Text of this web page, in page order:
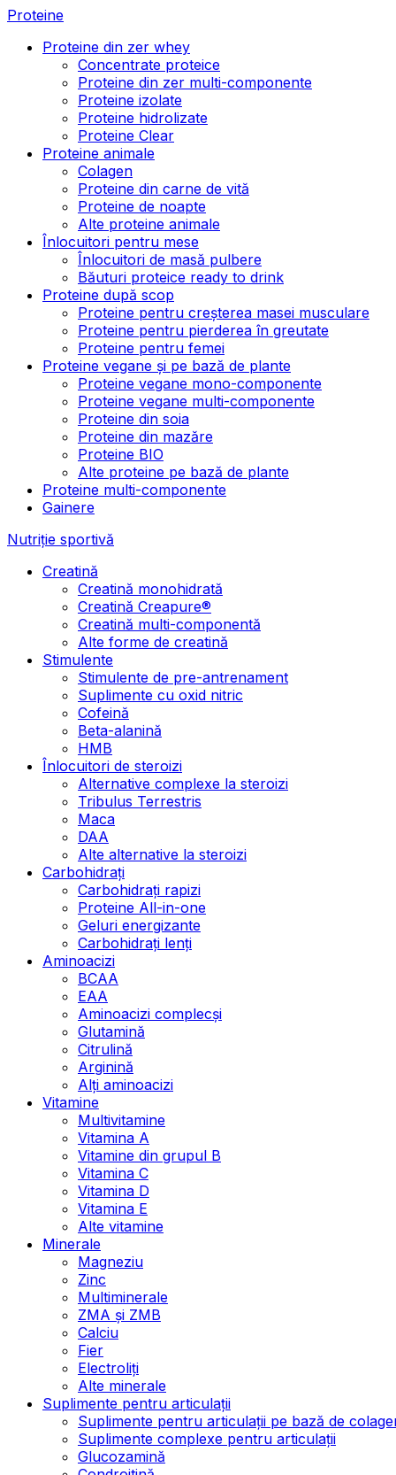
Proteine
Proteine din zer whey
Concentrate proteice
Proteine din zer multi-componente
Proteine izolate
Proteine hidrolizate
Proteine Clear
Proteine animale
Colagen
Proteine din carne de vită
Proteine de noapte
Alte proteine animale
Înlocuitori pentru mese
Înlocuitori de masă pulbere
Băuturi proteice ready to drink
Proteine după scop
Proteine pentru creșterea masei musculare
Proteine pentru pierderea în greutate
Proteine pentru femei
Proteine vegane și pe bază de plante
Proteine vegane mono-componente
Proteine vegane multi-componente
Proteine din soia
Proteine din mazăre
Proteine BIO
Alte proteine pe bază de plante
Proteine multi-componente
Gainere
Nutriție sportivă
Creatină
Creatină monohidrată
Creatină Creapure®
Creatină multi-componentă
Alte forme de creatină
Stimulente
Stimulente de pre-antrenament
Suplimente cu oxid nitric
Cofeină
Beta-alanină
HMB
Înlocuitori de steroizi
Alternative complexe la steroizi
Tribulus Terrestris
Maca
DAA
Alte alternative la steroizi
Carbohidrați
Carbohidrați rapizi
Proteine All-in-one
Geluri energizante
Carbohidrați lenți
Aminoacizi
BCAA
EAA
Aminoacizi complecși
Glutamină
Citrulină
Arginină
Alți aminoacizi
Vitamine
Multivitamine
Vitamina A
Vitamine din grupul B
Vitamina C
Vitamina D
Vitamina E
Alte vitamine
Minerale
Magneziu
Zinc
Multiminerale
ZMA și ZMB
Calciu
Fier
Electroliți
Alte minerale
Suplimente pentru articulații
Suplimente pentru articulații pe bază de
Suplimente complexe pentru articulații
Glucozamină